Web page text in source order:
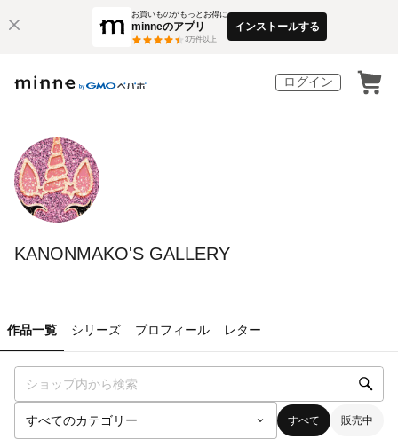
お買いものがもっとお得に
minneのアプリ
3万件以上
インストールする
ログイン
KANONMAKO'S GALLERY
作品一覧 シリーズ プロフィール レター
すべて 販売中